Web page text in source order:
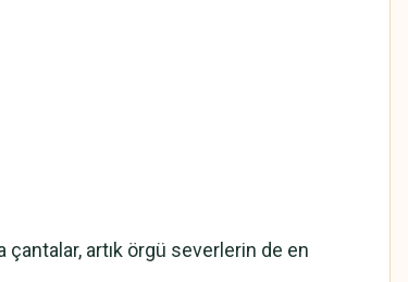
çantalar, artık örgü severlerin de en